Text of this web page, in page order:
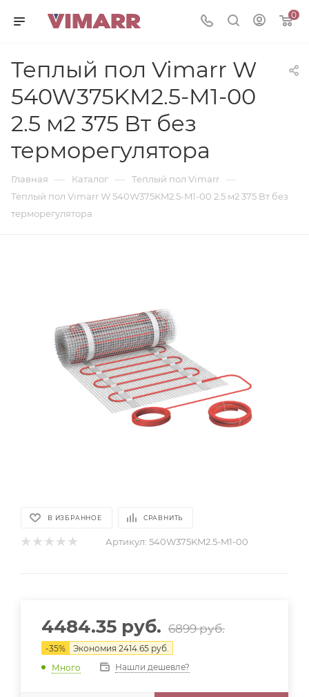
0
Теплый пол Vimarr W
540W375KM2.5-M1-00
2.5 м2 375 Вт без
терморегулятора
Главная — Каталог — Теплый пол Vimarr —
Теплый пол Vimarr W 540W375KM2.5-M1-00 2.5 м2 375 Вт без
терморегулятора
В ИЗБРАННОЕ СРАВНИТЬ
Артикул: 540W375KM2.5-M1-00
4484.35 руб. 6899руб.
-35% Экономия 2414.65 руб.
Много
Нашли дешевле?